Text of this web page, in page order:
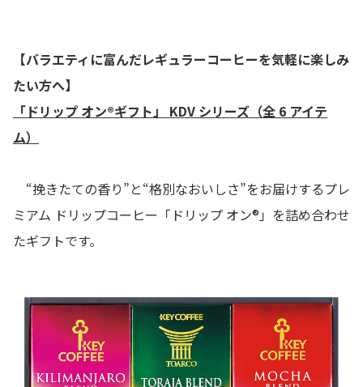
【バラエティに富んだレギュラーコーヒーを気軽に楽しみ
たい方へ】
「ドリップ オン®ギフト」 KDV シリーズ（全 6 アイテ
ム）
“挽きたての香り”と“格別なおいしさ”をお届けするプレ
ミアム ドリップコーヒー「ドリップ オン®」を詰め合わせ
たギフトです。